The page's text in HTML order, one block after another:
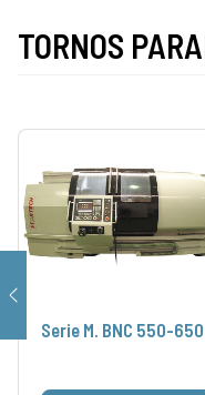
TORNOS
Serie M. BNC 550-650